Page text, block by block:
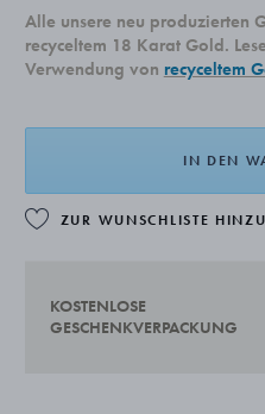
Alle unsere neu produzierten
recyceltem 18 Karat Gold.
Verwendung von recyceltem
IN DEN
ZUR WUNSCHLISTE
KOSTENLOSE
GESCHENKVERPACKUNG